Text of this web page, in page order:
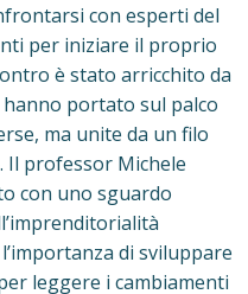
con esperti del
per iniziare il proprio
è stato arricchito da
portato sul palco
ma unite da un filo
Il professor Michele
con uno sguardo
di sviluppare
leggere i cambiamenti